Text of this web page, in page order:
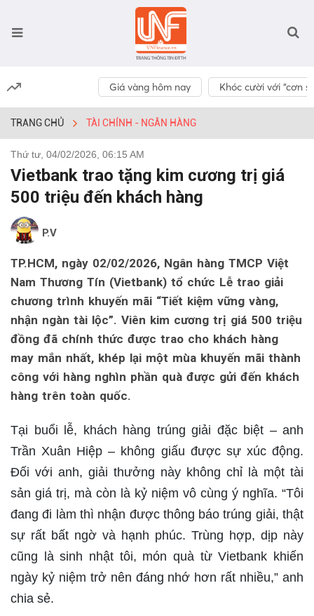
Giá vàng hôm nay Khóc cười với “cơn
TRANG CHỦ TÀI CHÍNH - NGÂN HÀNG
Thứ tư, 04/02/2026, 06:15 AM
Vietbank trao tặng kim cương trị giá
500 triệu đến khách hàng
P.V
TP.HCM, ngày 02/02/2026, Ngân hàng TMCP Việt
Nam Thương Tín (Vietbank) tổ chức Lễ trao giải
chương trình khuyến mãi “Tiết kiệm vững vàng,
nhận ngàn tài lộc”. Viên kim cương trị giá 500 triệu
đồng đã chính thức được trao cho khách hàng
may mắn nhất, khép lại một mùa khuyến mãi thành
công với hàng nghìn phần quà được gửi đến khách
hàng trên toàn quốc.
Tại buổi lễ, khách hàng trúng giải đặc biệt – anh
Trần Xuân Hiệp – không giấu được sự xúc động.
Đối với anh, giải thưởng này không chỉ là một tài
sản giá trị, mà còn là kỷ niệm vô cùng ý nghĩa. “Tôi
đang đi làm thì nhận được thông báo trúng giải, thật
sự rất bất ngờ và hạnh phúc. Trùng hợp, dịp này
cũng là sinh nhật tôi, món quà từ Vietbank khiến
ngày kỷ niệm trở nên đáng nhớ hơn rất nhiều,” anh
chia sẻ.